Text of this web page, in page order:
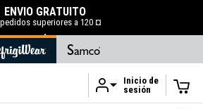
Ir al contenido principal
ENVÍO GRATUITO
superiores a 120 ¤
.
Inicio de
sesión